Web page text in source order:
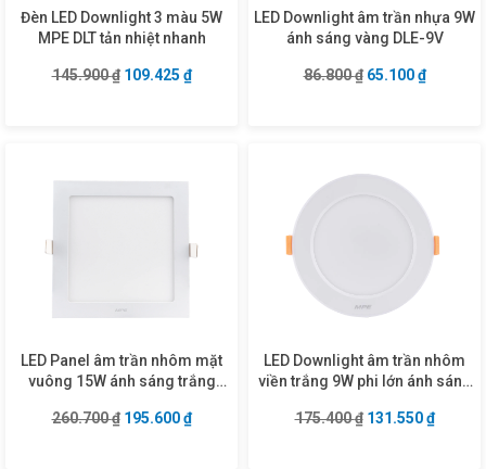
Đèn LED Downlight 3 màu 5W
MPE DLT tản nhiệt nhanh
145.900₫ Giá gốc là: 145.900 ₫.
109.425 ₫Giá hiện tại là: 109.425 ₫.
LED Downlight âm trần nhựa 9W
ánh sáng vàng DLE-9V
86.800₫ Giá gốc là:
65.100₫Giá hiện
LED Panel âm trần nhôm mặt
vuông 15W ánh sáng trắng
260.700₫ Giá gốc là: 260.700 ₫.
195.600₫Giá hiện tại là: 195.600 ₫.
LED Downlight âm trần nhôm
viền trắng 9W phi lớn ánh sáng
175.400₫ Giá gốc là:
131.550₫Giá